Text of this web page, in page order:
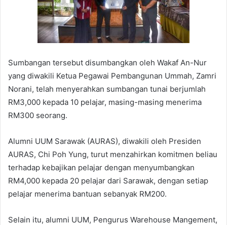
Sumbangan tersebut disumbangkan oleh Wakaf An-Nur
yang diwakili Ketua Pegawai Pembangunan Ummah, Zamri
Norani, telah menyerahkan sumbangan tunai berjumlah
RM3,000 kepada 10 pelajar, masing-masing menerima
RM300 seorang.
Alumni UUM Sarawak (AURAS), diwakili oleh Presiden
AURAS, Chi Poh Yung, turut menzahirkan komitmen beliau
terhadap kebajikan pelajar dengan menyumbangkan
RM4,000 kepada 20 pelajar dari Sarawak, dengan setiap
pelajar menerima bantuan sebanyak RM200.
Selain itu, alumni UUM, Pengurus Warehouse Mangement,